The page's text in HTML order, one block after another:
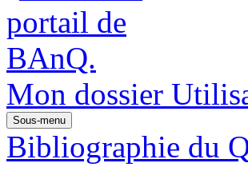
Mon dossier
Sous-menu
Bibliographie du